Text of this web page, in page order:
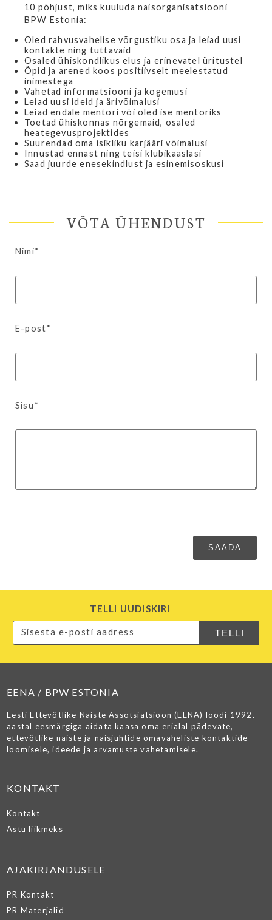
10 põhjust, miks kuuluda naisorganisatsiooni
BPW Estonia:
Oled rahvusvahelise võrgustiku osa ja leiad uusi
kontakte ning tuttavaid
Osaled ühiskondlikus elus ja erinevatel üritustel
Õpid ja arened koos positiivselt meelestatud
inimestega
Vahetad informatsiooni ja kogemusi
Leiad uusi ideid ja ärivõimalusi
Leiad endale mentori või oled ise mentoriks
Toetad ühiskonnas nõrgemaid, osaled
heategevusprojektides
Suurendad oma isikliku karjääri võimalusi
Innustad ennast ning teisi klubikaaslasi
Saad juurde enesekindlust ja esinemisoskusi
VÕTA ÜHENDUST
Nimi*
E-post*
Sisu*
TELLI UUDISKIRI
EENA / BPW ESTONIA
Eesti Ettevõtlike Naiste Assotsiatsioon (EENA) loodi 1992.
aastal eesmärgiga aidata kaasa oma erialal pädevate,
ettevõtlike naiste ja naisjuhtide omavaheliste kontaktide
loomisele, ideede ja arvamuste vahetamisele.
KONTAKT
Kontakt
Astu liikmeks
AJAKIRJANDUSELE
PR Kontakt
PR Materjalid